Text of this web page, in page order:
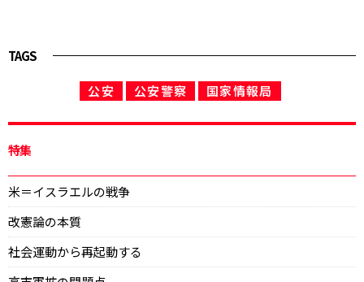
TAGS
公安 公安警察 国家情報局
特集
米＝イスラエルの戦争
改憲論の本質
社会運動から再起動する